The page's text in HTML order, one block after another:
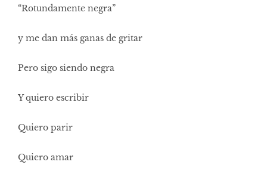
“Rotundamente negra”
y me dan más ganas de gritar
Pero sigo siendo negra
Y quiero escribir
Quiero parir
Quiero amar